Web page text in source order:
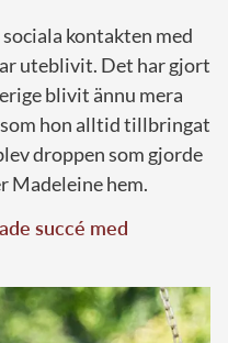
kontakten med
uteblivit. Det har gjort
blivit ännu mera
som hon alltid tillbringat
droppen som gjorde
Madeleine hem.
succé med